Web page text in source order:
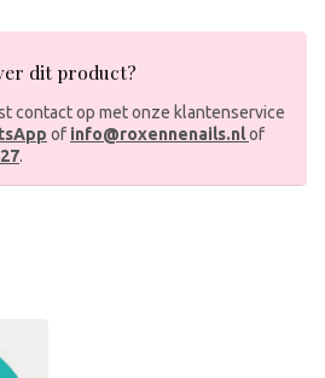
dit product?
contact op met onze klantenservice
of info@roxennenails.nlof
.